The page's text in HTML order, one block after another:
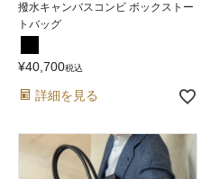
撥水キャンバスコンビ ボックストー
トバッグ
¥40,700税込
詳細を見る